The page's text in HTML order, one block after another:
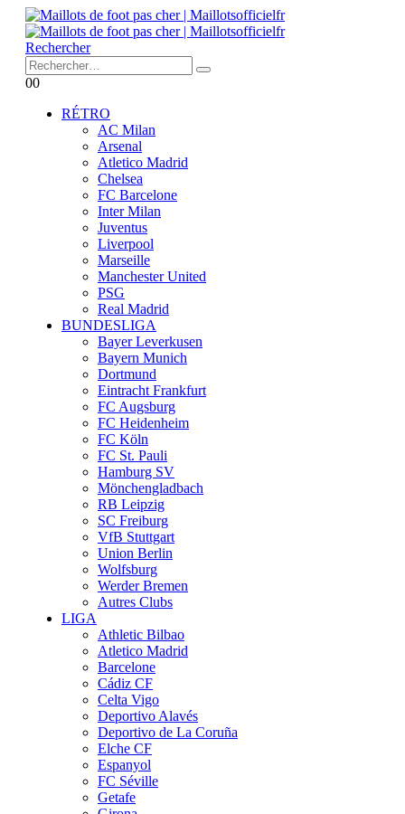
Rechercher
00
RÉTRO
AC Milan
Arsenal
Atletico Madrid
Chelsea
FC Barcelone
Inter Milan
Juventus
Liverpool
Marseille
Manchester United
PSG
Real Madrid
BUNDESLIGA
Bayer Leverkusen
Bayern Munich
Dortmund
Eintracht Frankfurt
FC Augsburg
FC Heidenheim
FC Köln
FC St. Pauli
Hamburg SV
Mönchengladbach
RB Leipzig
SC Freiburg
VfB Stuttgart
Union Berlin
Wolfsburg
Werder Bremen
Autres Clubs
LIGA
Athletic Bilbao
Atletico Madrid
Barcelone
Cádiz CF
Celta Vigo
Deportivo Alavés
Deportivo de La Coruña
Elche CF
Espanyol
FC Séville
Getafe